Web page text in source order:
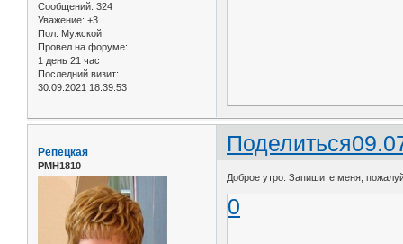
Сообщений: 324
Уважение: +3
Пол: Мужской
Провел на форуме:
1 день 21 час
Последний визит:
30.09.2021 18:39:53
Поделиться
Репецкая
РМН1810
Доброе утро. Запишите меня,
0